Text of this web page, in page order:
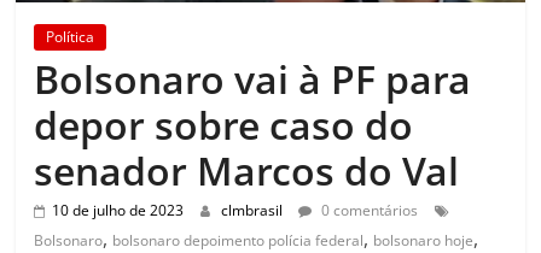
Política
Bolsonaro vai à PF para
depor sobre caso do
senador Marcos do Val
10 de julho de 2023 clmbrasil
0 comentários
Bolsonaro, bolsonaro depoimento polícia federal, bolsonaro hoje,